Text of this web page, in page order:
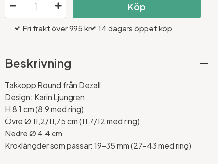
Köp
Fri frakt över 995 kr 14 dagars öppet köp
Beskrivning
Takkopp Round från Dezall
Design: Karin Ljungren
H 8,1 cm (8,9 med ring)
Övre Ø 11,2/11,75 cm (11,7/12 med ring)
Nedre Ø 4,4 cm
Kroklängder som passar: 19-35 mm (27-43 med ring)